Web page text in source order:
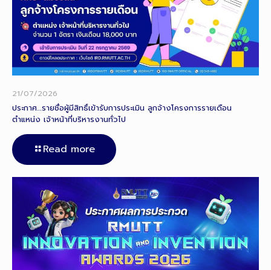
21/07/2026
ประกาศ…รายชื่อผู้มีสิทธิ์เข้ารับการประเมิน ลูกจ้างโครงการรายเดือน
ตำแหน่ง เจ้าหน้าที่บริหารงานทั่วไป
Read more